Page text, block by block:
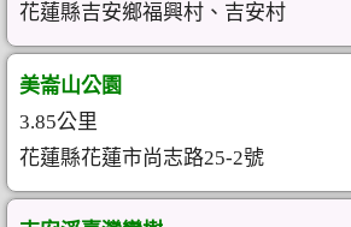
花蓮縣吉安鄉福興村、吉安村
美崙山公園
3.85公里
花蓮縣花蓮市尚志路25-2號